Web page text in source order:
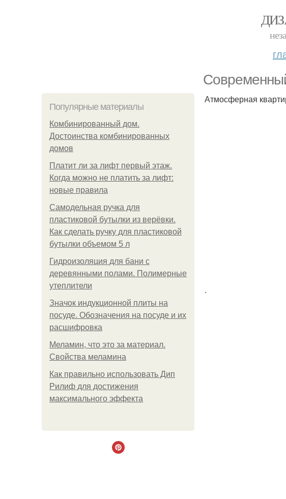
Популярные материалы
Комбинированный дом.
Достоинства комбинированных
домов
Платит ли за лифт первый этаж.
Когда можно не платить за лифт:
новые правила
Самодельная ручка для
пластиковой бутылки из верёвки.
Как сделать ручку для пластиковой
бутылки объемом 5 л
Гидроизоляция для бани с
деревянными полами. Полимерные
утеплители
Значок индукционной плиты на
посуде. Обозначения на посуде и их
расшифровка
Меламин, что это за материал.
Свойства меламина
Как правильно использовать Дип
Рилиф для достижения
максимального эффекта
Атмосферная
.